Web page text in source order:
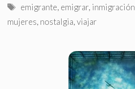
Etiquetas
emigrante, emigrar, inmigración
mujeres, nostalgia,viajar